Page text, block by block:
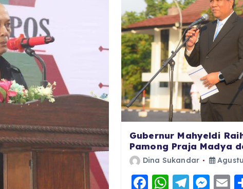
Gubernur Mahyeldi
Pamong Praja Madya
Dina Sukandar
F
W T
M E